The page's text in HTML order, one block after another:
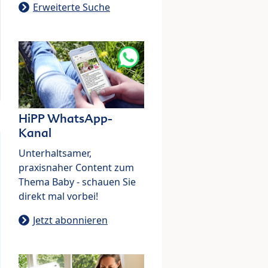
Erweiterte Suche
HiPP WhatsApp-
Kanal
Unterhaltsamer,
praxisnaher Content zum
Thema Baby - schauen Sie
direkt mal vorbei!
Jetzt abonnieren